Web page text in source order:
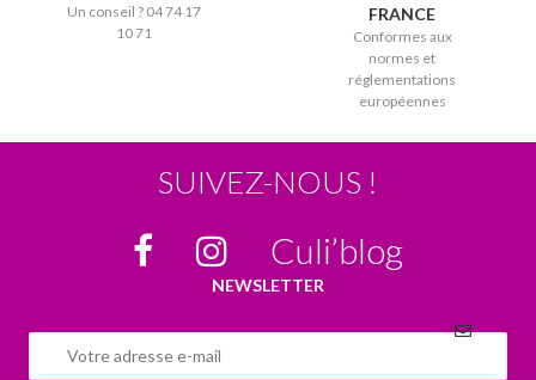
Un conseil ? 04 74 17
10 71
FRANCE
Conformes aux
normes et
réglementations
européennes
SUIVEZ-NOUS !
Culi’blog
NEWSLETTER